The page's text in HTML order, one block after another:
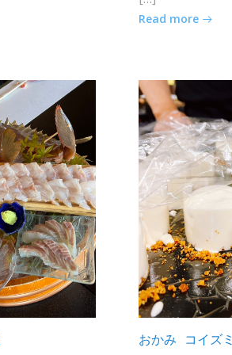
Read more
おかみ コイズミ